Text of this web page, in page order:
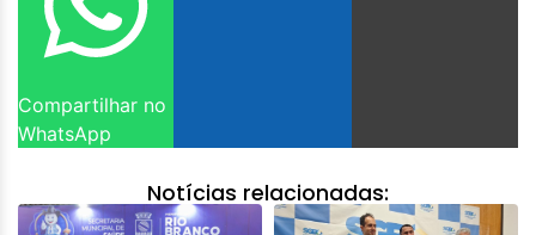
Compartilhar no
WhatsApp
Notícias relacionadas: